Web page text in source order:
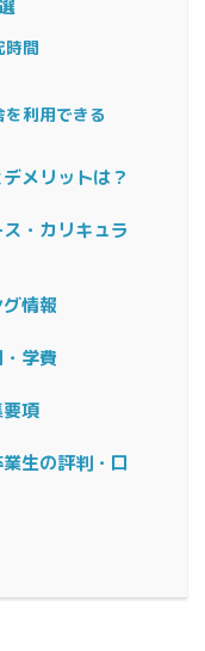
時間
利用できる
メリットは？
・カリキュラ
情報
学費
項
生の評判・口